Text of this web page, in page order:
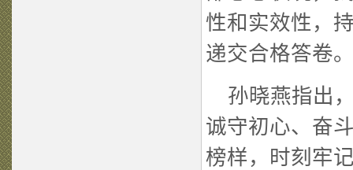
性和实效性，
递交合格答卷
孙晓燕指出
诚守初心、奋
榜样，时刻牢